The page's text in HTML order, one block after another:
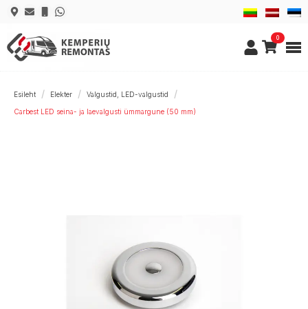
0
Esileht Elekter Valgustid, LED-valgustid
Carbest LED seina- ja laevalgusti ümmargune (50 mm)